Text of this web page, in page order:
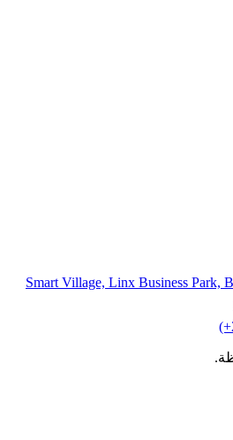
Smart Village, Linx Business Park,